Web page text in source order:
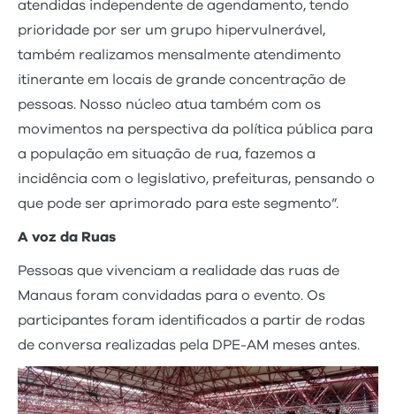
atendidas independente de agendamento, tendo
prioridade por ser um grupo hipervulnerável,
também realizamos mensalmente atendimento
itinerante em locais de grande concentração de
pessoas. Nosso núcleo atua também com os
movimentos na perspectiva da política pública para
a população em situação de rua, fazemos a
incidência com o legislativo, prefeituras, pensando o
que pode ser aprimorado para este segmento”.
A voz da Ruas
Pessoas que vivenciam a realidade das ruas de
Manaus foram convidadas para o evento. Os
participantes foram identificados a partir de rodas
de conversa realizadas pela DPE-AM meses antes.